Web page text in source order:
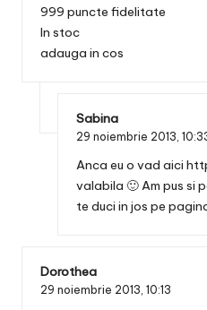
999 puncte fidelitate
In stoc
adauga in cos
Sabina
29 noiembrie 2013,
Anca eu o vad aici
valabila 🙂 Am pus si
te duci in jos pe
Dorothea
29 noiembrie 2013, 10:13